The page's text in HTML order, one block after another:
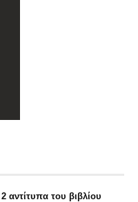
αντίτυπα του βιβλίου